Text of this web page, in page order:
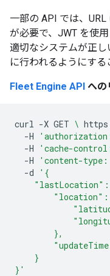
一部の API では、
が必要で、JWT を使
適切なシステムが正
に行われるようにする
Fleet Engine API への
curl -X GET \
-H
-H
'cache-
-H
'content-
-d
'{
        },
    }
}'